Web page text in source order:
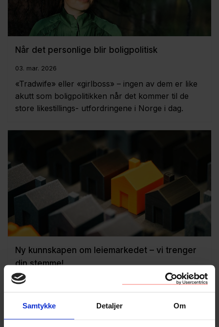
Samtykke Detaljer Om
Når det personlige blir boligpolitisk
03. mar. 2026
«Tradwife» eller «girlboss» – ingen av dem er like
akutt som boligpolitikken når det kommer til de
store likestillings- utfordringene i Norge i dag.
Ny kunnskapen om leiemarkedet – vi trenger
din stemme!
04. feb. 2026
forskningsmiljøer, myndigheter og politikere
etterlyser bedre og mer data – og som medlem i